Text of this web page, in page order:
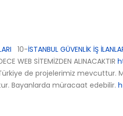
10-İSTANBUL GÜVENLİK İŞ
WEB SİTEMİZDEN ALINACAKTIR
de projelerimiz mevcuttur.
Bayanlarda müracaat edebilir.